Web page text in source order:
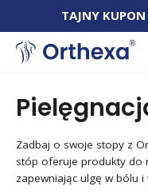
TAJNY​ KUPON​
Zadbaj o swoje stopy z
stóp oferuje produkty do
zapewniając ulgę w bólu